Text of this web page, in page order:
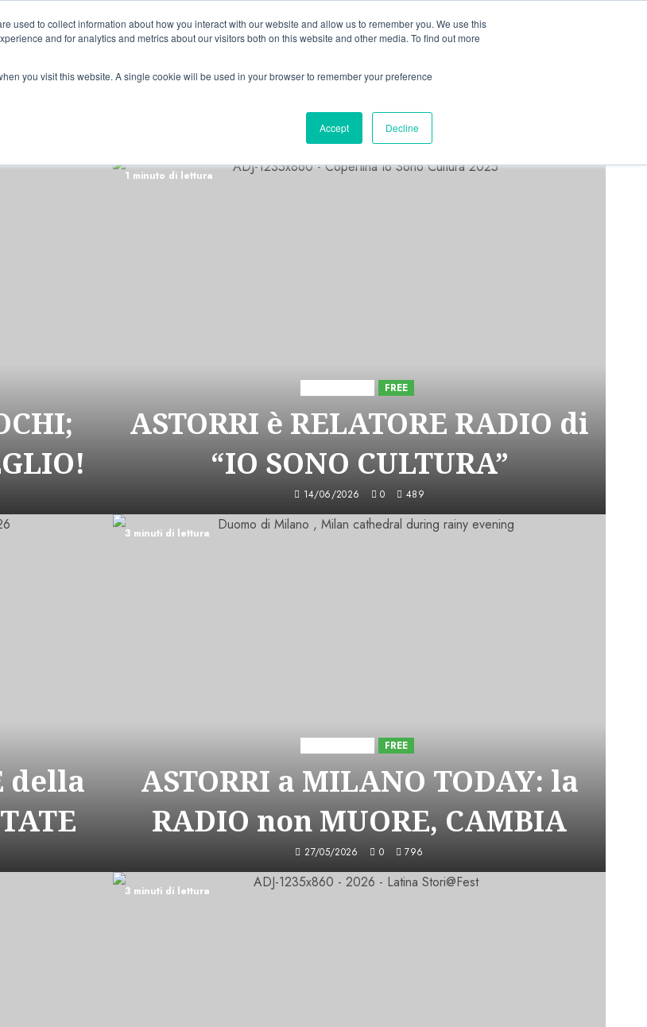
used to collect information about how you interact with our website and allow us to remember you. We use this
and for analytics and metrics about our visitors both on this website and other media. To find out more
you visit this website. A single cookie will be used in your browser to remember your preference
Accept Decline
LinkedinFacebook
della
ASTORRI NEWS
1 minuto di lettura
FREE
ASTORRI è RELATORE RADIO di
“IO SONO CULTURA”
14/06/2026 0 489
3 minuti di lettura
FREE
ASTORRI a MILANO TODAY: la
RADIO non MUORE, CAMBIA
27/05/2026 0 796
3 minuti di lettura